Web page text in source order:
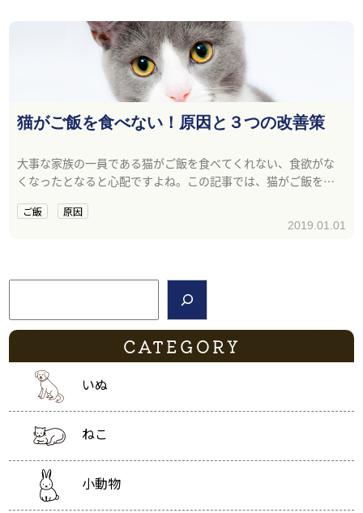
猫がご飯を食べない！原因と３つの改善策
大事な家族の一員である猫がご飯を食べてくれない、食欲がな
くなったとなると心配ですよね。この記事では、猫がご飯を食
ています。
ご飯 原因
2019.01.01
検索
CATEGORY
いぬ
ねこ
小動物